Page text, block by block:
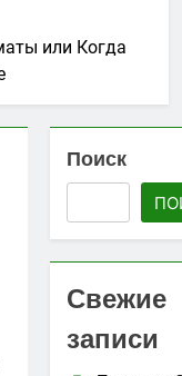
в
членов
и
или Когда
Поиск
Свежие
записи